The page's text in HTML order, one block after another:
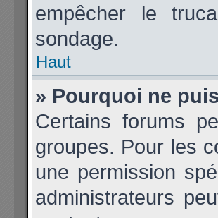
empêcher le
sondage.
Haut
» Pourquoi ne
Certains forums
groupes. Pour les
une permission
administrateurs